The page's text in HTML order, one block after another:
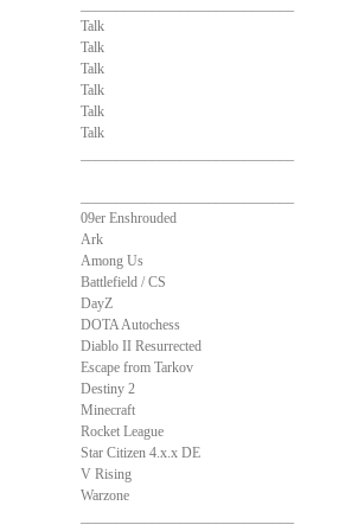
Talk
Talk
Talk
Talk
Talk
Talk
09er Enshrouded
Ark
Among Us
Battlefield / CS
DayZ
DOTA Autochess
Diablo II Resurrected
Escape from Tarkov
Destiny 2
Minecraft
Rocket League
Star Citizen 4.x.x DE
V Rising
Warzone